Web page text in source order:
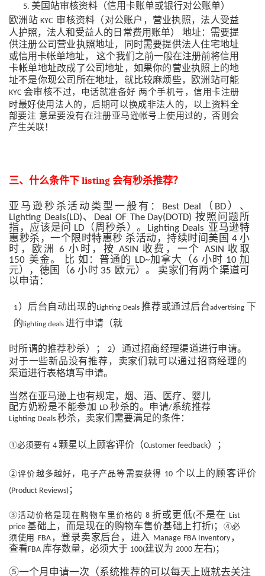
5. 美国站审核资料（信用卡账单或银行对公账单）
欧洲站 KYC 审核资料（对公账户，营业执照，法人受益
人护照，法人和受益人的日常费用账单）
地址：需要提
供注册公司营业执照地址，同时需要提供法人住宅地址
或信用卡帐单地址，
这个我们之前一般在注册前将信用
卡帐单地址改成了公司地址，如果你的营业执照上的地
址不是你现公司所在地址，就比较麻烦些，欧洲站可能
KYC 会审核不过，电话就准备好 两个手机号，信用卡注册
时最好使用法人的，后期可以换成非法人 的，以上资料全
部要注 意是要没有在注册亚马逊帐号上使用过的，否则会
产生关联！
三、什么条件下 listing 会有秒杀推荐？
亚马逊秒杀活动类型一般有： Best Deal （ BD ）、
Lighting Deals(LD)、 Deal OF The Day(DOTD)按照问题所
指，应该是问 LD （周秒杀）。 Lighting Deals 亚马逊特
惠秒杀，一个限时特惠秒 杀活动，持续时间美国 4 小
时，欧洲
6 小时，按 ASIN 收费，一个 ASIN 收取
150 美金。 比 如：普通的 LD~加拿大（6 小时 10 加
元），德国（6 小时 35 欧元） 。
卖家们有两个渠道可
以申请：
1 ）后台自动出现的Lighting Deals推荐或通过后台advertising 下
的 lighting deals 进行申请（就
时所谓的推荐秒杀）； 2）通过招商经理渠道进行申请。
对于一些新品没有推荐，卖家们就可以通过招商经理的
渠道进行表格填写申请。
当然在亚马逊上也有规定，烟、酒、医疗、婴儿
配方奶粉是不能参加 LD秒杀的。申请/系统推荐
Lighting Deals 秒杀，卖家们需要满足的条件：
①必须要有 4 颗星以上顾客评价（Customer feedback）；
②评价越多越好，电子产品等需要获得 10 个以上的顾客评价
(Product Reviews) ；
③活动价格是现在购物车里价格的8折或更低(不是在 List
price基础上，而是现在的购物车售价基础上打折) ；
④必
须使用 FBA，登录卖家后台，进入 Manage FBA Inventory ，
查看FBA 库存数量，必须大于 100(建议为 2000 左右) ；
⑤一个月申请一次（系统推荐的可以每天上班就去关注